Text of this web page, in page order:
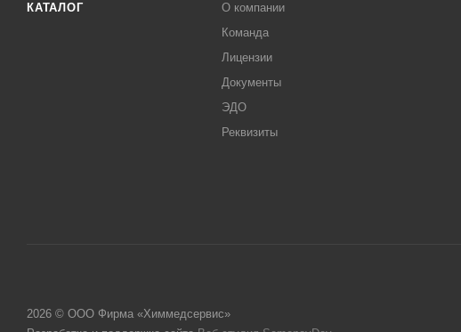
КАТАЛОГ
О компании
Команда
Лицензии
Документы
ЭДО
Реквизиты
2026 © ООО Фирма «Химмедсервис»